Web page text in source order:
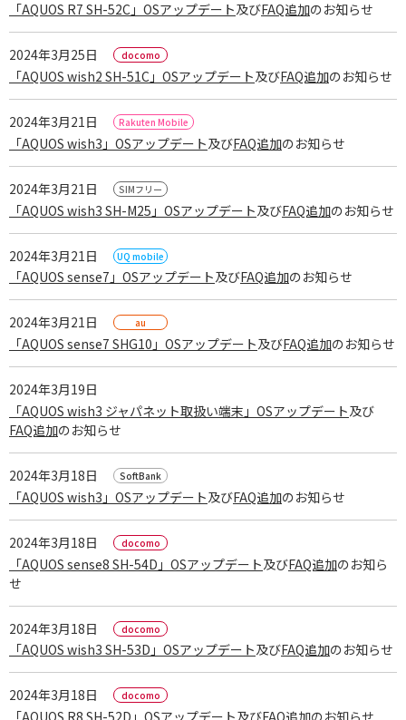
携帯電話
ルーター / 電話ユニット
「AQUOS R7 SH-52C」OSアップデート及びFAQ追加のお知らせ
2024年3月25日
「AQUOS wish2 SH-51C」OSアップデート及びFAQ追加のお知らせ
2024年3月21日
「AQUOS wish3」OSアップデート及びFAQ追加のお知らせ
2024年3月21日
「AQUOS wish3 SH-M25」OSアップデート及びFAQ追加のお知らせ
2024年3月21日
「AQUOS sense7」OSアップデート及びFAQ追加のお知らせ
2024年3月21日
「AQUOS sense7 SHG10」OSアップデート及びFAQ追加のお知らせ
2024年3月19日
「AQUOS wish3 ジャパネット取扱い端末」OSアップデート及び
FAQ追加のお知らせ
2024年3月18日
「AQUOS wish3」OSアップデート及びFAQ追加のお知らせ
2024年3月18日
「AQUOS sense8 SH-54D」OSアップデート及びFAQ追加のお知ら
せ
2024年3月18日
「AQUOS wish3 SH-53D」OSアップデート及びFAQ追加のお知らせ
2024年3月18日